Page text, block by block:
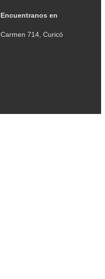
Encuentranos en
Carmen 714, Curicó